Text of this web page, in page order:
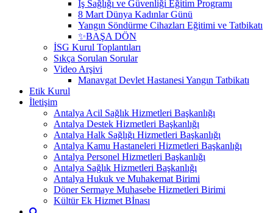
İş Sağlığı ve Güvenliği Eğitim Programı
8 Mart Dünya Kadınlar Günü
Yangın Söndürme Cihazları Eğitimi ve Tatbikatı
✨BAŞA DÖN
İSG Kurul Toplantıları
Sıkça Sorulan Sorular
Video Arşivi
Manavgat Devlet Hastanesi Yangın Tatbikatı
Etik Kurul
İletişim
Antalya Acil Sağlık Hizmetleri Başkanlığı
Antalya Destek Hizmetleri Başkanlığı
Antalya Halk Sağlığı Hizmetleri Başkanlığı
Antalya Kamu Hastaneleri Hizmetleri Başkanlığı
Antalya Personel Hizmetleri Başkanlığı
Antalya Sağlık Hizmetleri Başkanlığı
Antalya Hukuk ve Muhakemat Birimi
Döner Sermaye Muhasebe Hizmetleri Birimi
Kültür Ek Hizmet Bİnası